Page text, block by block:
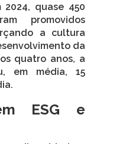
2024, quase 450
promovidos
a cultura
da
quatro anos, a
em média, 15
ESG e